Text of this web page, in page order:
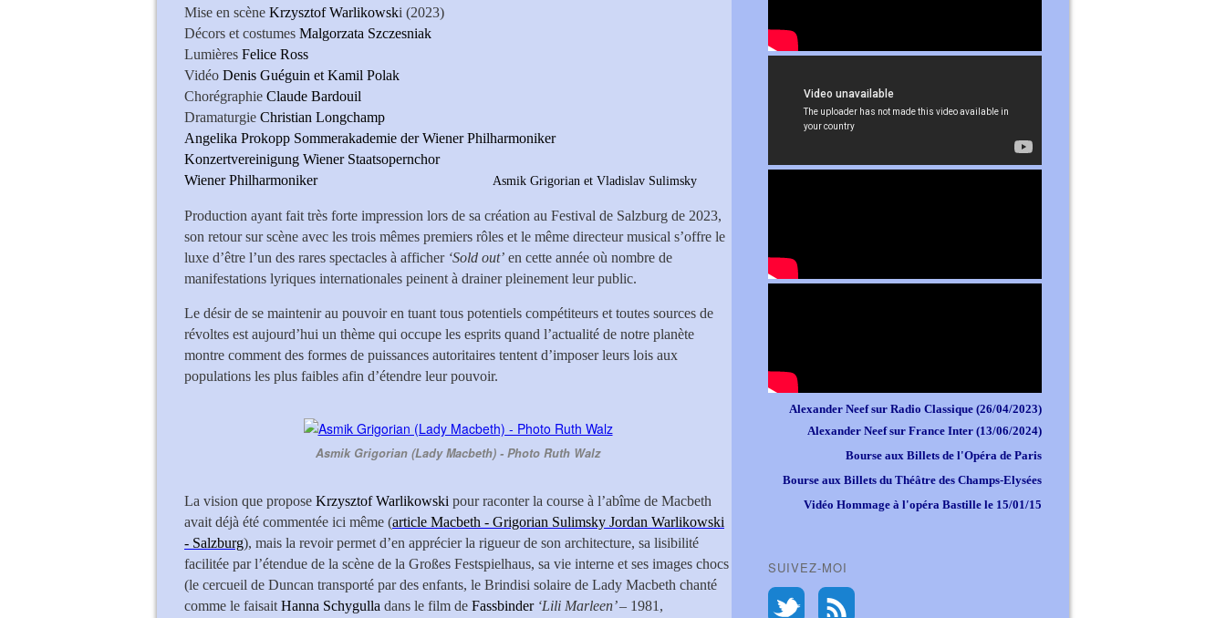
Mise en scène Krzysztof Warlikowski (2023)
Décors et costumes Malgorzata Szczesniak
Lumières Felice Ross
Vidéo Denis Guéguin et Kamil Polak
Chorégraphie Claude Bardouil
Dramaturgie Christian Longchamp
Angelika Prokopp Sommerakademie der Wiener Philharmoniker
Konzertvereinigung Wiener Staatsopernchor
Wiener Philharmoniker Asmik Grigorian et Vladislav Sulimsky
Production ayant fait très forte impression lors de sa création au Festival de Salzburg de 2023,
son retour sur scène avec les trois mêmes premiers rôles et le même directeur musical s’offre le
luxe d’être l’un des rares spectacles à afficher ‘Sold out’ en cette année où nombre de
manifestations lyriques internationales peinent à drainer pleinement leur public.
Le désir de se maintenir au pouvoir en tuant tous potentiels compétiteurs et toutes sources de
révoltes est aujourd’hui un thème qui occupe les esprits quand l’actualité de notre planète
montre comment des formes de puissances autoritaires tentent d’imposer leurs lois aux
populations les plus faibles afin d’étendre leur pouvoir.
Asmik Grigorian (Lady Macbeth) - Photo Ruth Walz
La vision que propose Krzysztof Warlikowski pour raconter la course à l’abîme de Macbeth
avait déjà été commentée ici même (article Macbeth - Grigorian Sulimsky Jordan Warlikowski
- Salzburg), mais la revoir permet d’en apprécier la rigueur de son architecture, sa lisibilité
facilitée par l’étendue de la scène de la Großes Festspielhaus, sa vie interne et ses images chocs
(le cercueil de Duncan transporté par des enfants, le Brindisi solaire de Lady Macbeth chanté
comme le faisait Hanna Schygulla dans le film de Fassbinder ‘Lili Marleen’– 1981,
Alexander Neef sur Radio Classique (26/04/2023)
Alexander Neef sur France Inter (13/06/2024)
Bourse aux Billets de l'Opéra de Paris
Bourse aux Billets du Théâtre des Champs-Elysées
Vidéo Hommage à l'opéra Bastille le 15/01/15
SUIVEZ-MOI